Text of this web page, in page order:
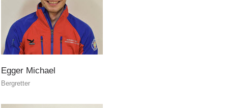
Jahresberichte
DEVENIR MEMBRE
Egger Michael
Bergretter